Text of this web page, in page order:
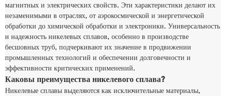
магнитных и электрических свойств. Эти характеристики делают их
незаменимыми в отраслях, от аэрокосмической и энергетической
обработки до химической обработки и электроники. Универсальность
и надежность никелевых сплавов, особенно в производстве
бесшовных труб, подчеркивают их значение в продвижении
промышленных технологий и обеспечении долговечности и
эффективности критических применений.
Каковы преимущества никелевого сплава?
Никелевые сплавы выделяются как исключительные материалы,